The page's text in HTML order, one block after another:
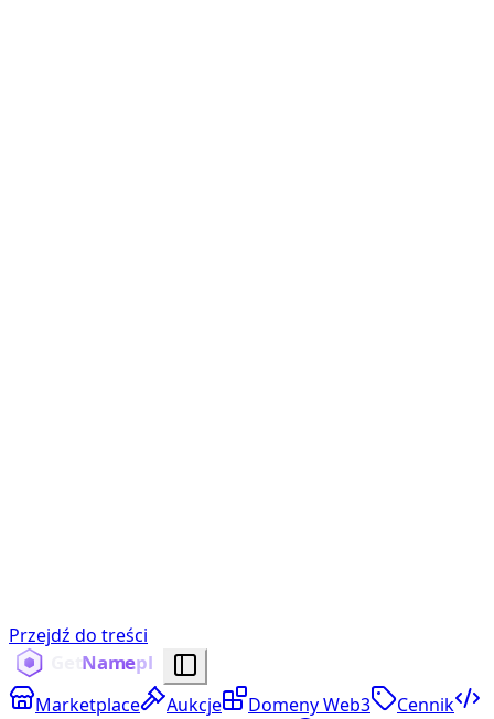
Przejdź do treści
Marketplace Aukcje Domeny Web3
Cennik